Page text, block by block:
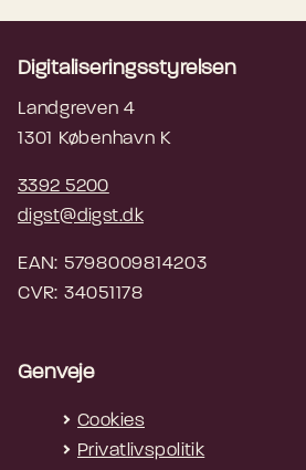
Digitaliseringsstyrelsen
Landgreven 4
1301 København K
3392 5200
digst@digst.dk
EAN: 5798009814203
CVR: 34051178
Genveje
Cookies
Privatlivspolitik